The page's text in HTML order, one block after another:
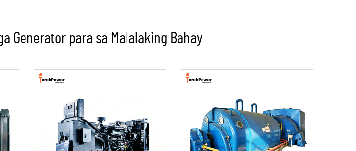
Generator para sa Malalaking Bahay